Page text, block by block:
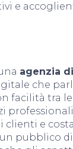
e
agenzia
che
facilità tra
clienti e
pubblico